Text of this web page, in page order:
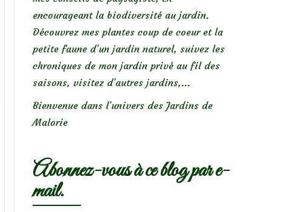
encourageant la biodiversité au jardin.
Découvrez mes plantes coup de coeur et la
petite faune d’un jardin naturel, suivez les
chroniques de mon jardin privé au fil des
saisons, visitez d’autres jardins,...
Bienvenue dans l’univers des Jardins de
Malorie
Abonnez-vous à ce blog par e-
mail.